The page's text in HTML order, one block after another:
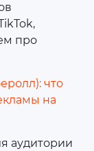
про
что
на
аудитории